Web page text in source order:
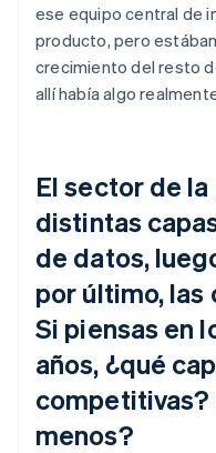
ese equipo central de
producto, pero
crecimiento del resto
allí había algo
El sector de
distintas
de datos,
por último, las
Si piensas en
años, ¿qué
competitivas?
menos?